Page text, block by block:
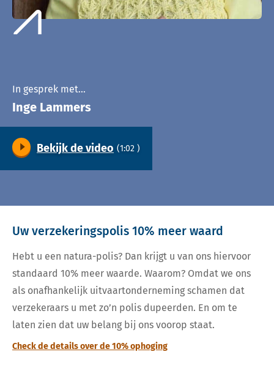
In gesprek met…
Inge Lammers
Bekijk de video (1:02 )
Uw verzekeringspolis 10% meer waard
Hebt u een natura-polis? Dan krijgt u van ons hiervoor
standaard 10% meer waarde. Waarom? Omdat we ons
als onafhankelijk uitvaartonderneming schamen dat
verzekeraars u met zo’n polis dupeerden. En om te
laten zien dat uw belang bij ons voorop staat.
Check de details over de 10% ophoging